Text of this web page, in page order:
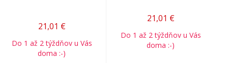
21,01 €
Do 1 až 2 týždňov u Vás
doma :-)
21,01 €
Do 1 až 2 týždňov u Vás
doma :-)